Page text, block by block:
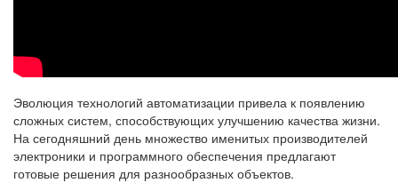
Эволюция технологий автоматизации привела к появлению
сложных систем, способствующих улучшению качества жизни.
На сегодняшний день множество именитых производителей
электроники и программного обеспечения предлагают
готовые решения для разнообразных объектов.